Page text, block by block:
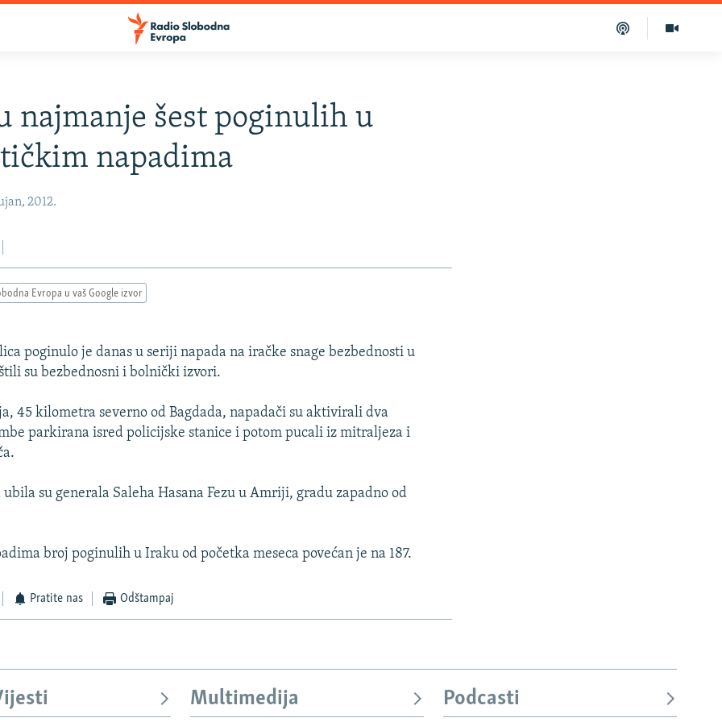
najmanje šest poginulih u
napadima
2012.
Evropa u vaš Google izvor
poginulo je danas u seriji napada na iračke snage bezbednosti u
su bezbednosni i bolnički izvori.
45 kilometra severno od Bagdada, napadači su aktivirali dva
parkirana isred policijske stanice i potom pucali iz mitraljeza i
su generala Saleha Hasana Fezu u Amriji, gradu zapadno od
broj poginulih u Iraku od početka meseca povećan je na 187.
Pratite nas Odštampaj
Multimedija Podcasti